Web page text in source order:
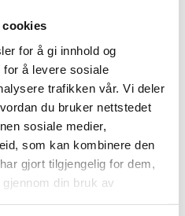
cookies
for å gi innhold og
for å levere sosiale
trafikken vår. Vi deler
du bruker nettstedet
sosiale medier,
som kan kombinere den
gjort tilgjengelig for dem,
din bruk av
gjerdet og er redde for å
direktør Kristine Warp.
selv er de flinkeste
De forstår hverandre og
verdien av å fortsette i